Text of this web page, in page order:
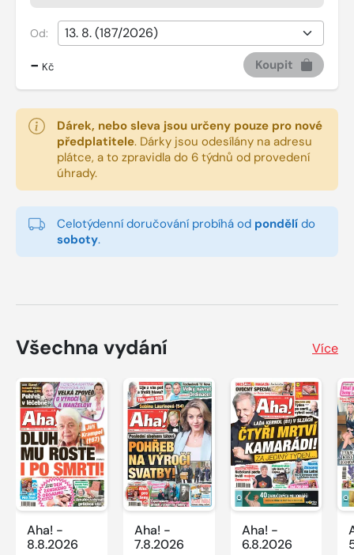
Od:
- Kč Koupit
Dárek, nebo sleva jsou určeny pouze pro nové
předplatitele. Dárky jsou odesílány na adresu
plátce, a to zpravidla do 6 týdnů od provedení
úhrady.
Celotýdenní doručování probíhá od pondělí do
soboty.
Všechna vydání Více
Aha! -
8.8.2026
Aha! -
7.8.2026
Aha! -
6.8.2026